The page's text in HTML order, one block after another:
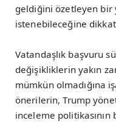
geldiğini özetleyen bir
istenebileceğine
Vatandaşlık başvuru
değişikliklerin yakın
mümkün olmadığına
önerilerin, Trump
inceleme